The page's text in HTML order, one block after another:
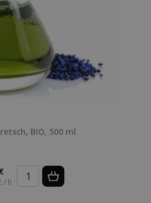
BIO, 500 ml
/ l)